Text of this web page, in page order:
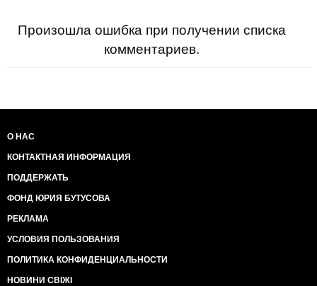
Произошла ошибка при получении списка
комментариев.
О НАС
КОНТАКТНАЯ ИНФОРМАЦИЯ
ПОДДЕРЖАТЬ
ФОНД ЮРИЯ БУТУСОВА
РЕКЛАМА
УСЛОВИЯ ПОЛЬЗОВАНИЯ
ПОЛИТИКА КОНФИДЕНЦИАЛЬНОСТИ
НОВИНИ СВІЖІ